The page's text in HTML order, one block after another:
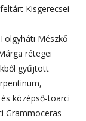
Kisgerecsei
Mészkő
rétegei
gyűjtött
középső-toarci
Grammoceras